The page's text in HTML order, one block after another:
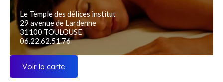
Le Temple des délices institut
29 avenue de Lardenne
31100 TOULOUSE
06.22.62.51.76
Voir la carte